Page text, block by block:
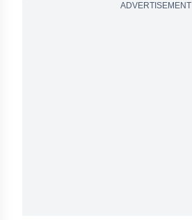
ADVERTISEMENT